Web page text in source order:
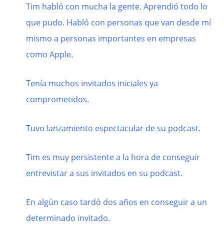
Tim habló con mucha la gente. Aprendió todo lo
que pudo. Habló con personas que van desde mí
mismo a personas importantes en empresas
como Apple.
Tenía muchos invitados iniciales ya
comprometidos.
Tuvo lanzamiento espectacular de su podcast.
Tim es muy persistente a la hora de conseguir
entrevistar a sus invitados en su podcast.
En algún caso tardó dos años en conseguir a un
determinado invitado.